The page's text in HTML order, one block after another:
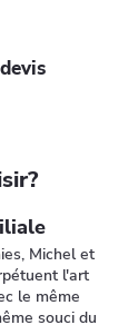
Michel et
l'art
le même
souci du